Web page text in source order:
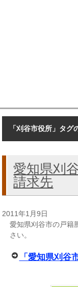
「刈谷市役所」タグ
愛知県刈
請求先
2011年1月9日
愛知県刈谷市の戸籍
さい。
「愛知県刈谷